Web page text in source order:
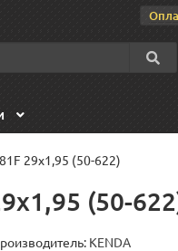
29x1,95 (50-622)
(50-
KENDA